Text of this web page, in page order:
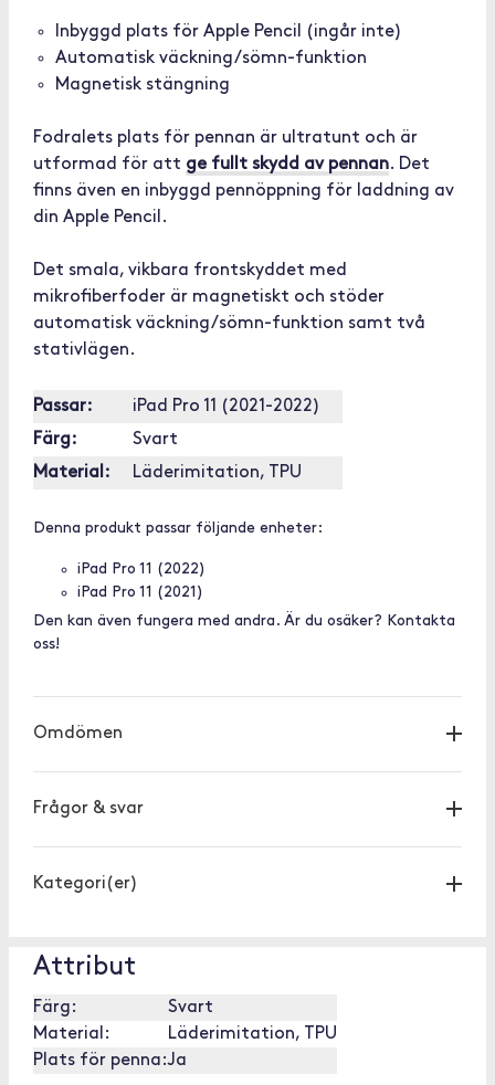
Inbyggd plats för Apple Pencil (ingår inte)
Automatisk väckning/sömn-funktion
Magnetisk stängning
Fodralets plats för pennan är ultratunt och är
utformad för att ge fullt skydd av pennan. Det
finns även en inbyggd pennöppning för laddning av
din Apple Pencil.
Det smala, vikbara frontskyddet med
mikrofiberfoder är magnetiskt och stöder
automatisk väckning/sömn-funktion samt två
stativlägen.
Passar:
iPad Pro 11 (2021-2022)
Färg:
Svart
Material:
Läderimitation, TPU
Denna produkt passar följande enheter:
iPad Pro 11 (2022)
iPad Pro 11 (2021)
Den kan även fungera med andra. Är du osäker? Kontakta
oss!
Omdömen
Frågor & svar
Kategori(er)
Attribut
Färg:
Svart
Material:
Läderimitation, TPU
Plats för penna:Ja